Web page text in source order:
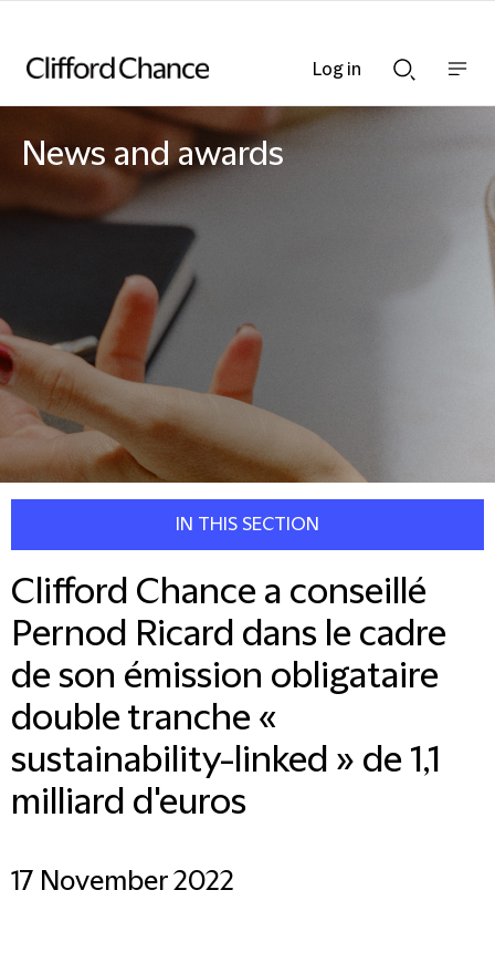
Searchnav
News and awards
IN THIS SECTION
Clifford Chance a conseillé
Pernod Ricard dans le cadre
de son émission obligataire
double tranche «
sustainability-linked » de 1,1
milliard d'euros
17 November 2022
Log in